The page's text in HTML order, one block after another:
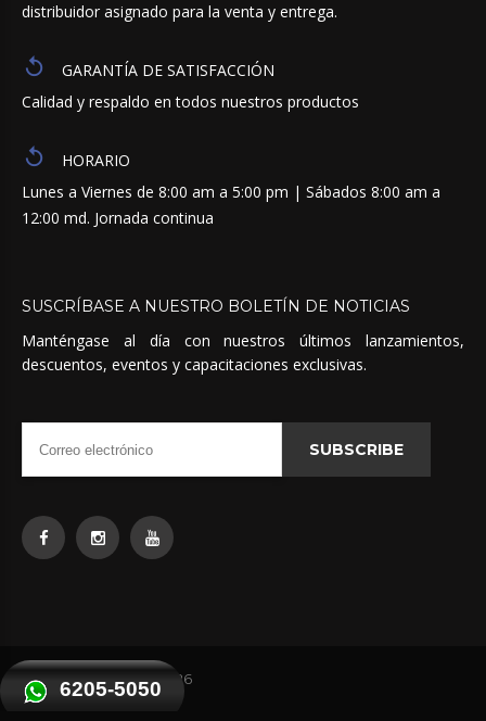
6205-5050
distribuidor asignado para la venta y entrega.
GARANTÍA DE SATISFACCIÓN
Calidad y respaldo en todos nuestros productos
HORARIO
Lunes a Viernes de 8:00 am a 5:00 pm | Sábados 8:00 am a
12:00 md. Jornada continua
SUSCRÍBASE A NUESTRO BOLETÍN DE NOTICIAS
Manténgase al día con nuestros últimos lanzamientos,
descuentos, eventos y capacitaciones exclusivas.
SUBSCRIBE
Quimicas Unidas © 2026